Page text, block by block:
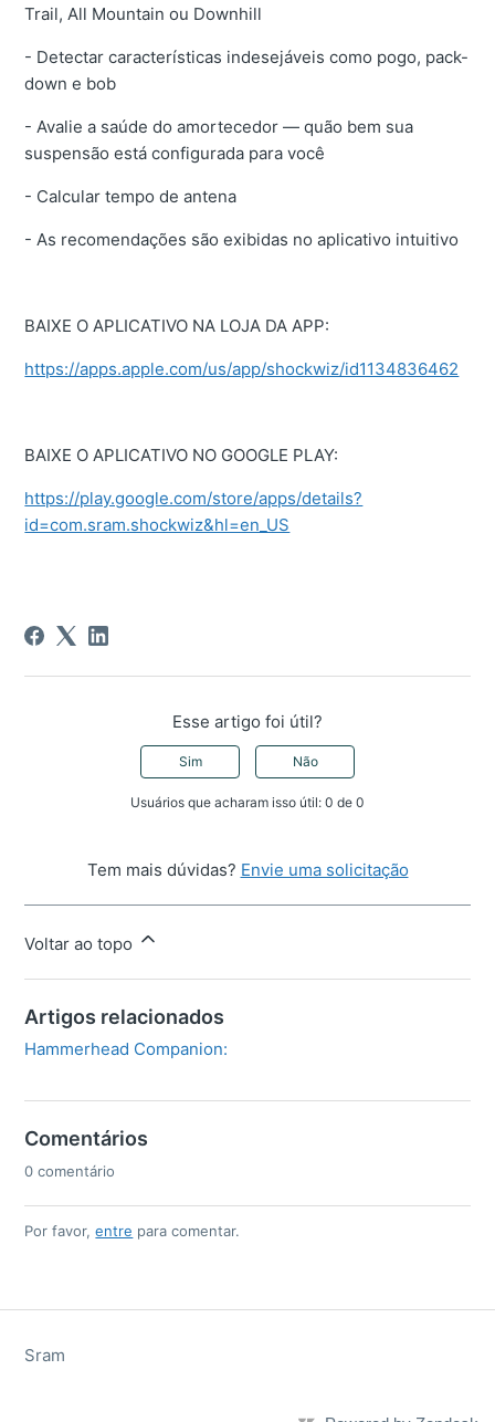
Trail, All Mountain ou Downhill
- Detectar características indesejáveis ​​como pogo, pack-
down e bob
- Avalie a saúde do amortecedor — quão bem sua
suspensão está configurada para você
- Calcular tempo de antena
- As recomendações são exibidas no aplicativo intuitivo
BAIXE O APLICATIVO NA LOJA DA APP:
https://apps.apple.com/us/app/shockwiz/id1134836462
BAIXE O APLICATIVO NO GOOGLE PLAY:
https://play.google.com/store/apps/details?
id=com.sram.shockwiz&hl=en_US
Esse artigo foi útil?
Sim Não
Usuários que acharam isso útil: 0 de 0
Tem mais dúvidas? Envie uma solicitação
Voltar ao topo
Artigos relacionados
Hammerhead Companion:
Comentários
0 comentário
Por favor,entre para comentar.
Sram